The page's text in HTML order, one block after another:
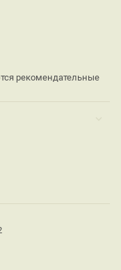
рекомендательные